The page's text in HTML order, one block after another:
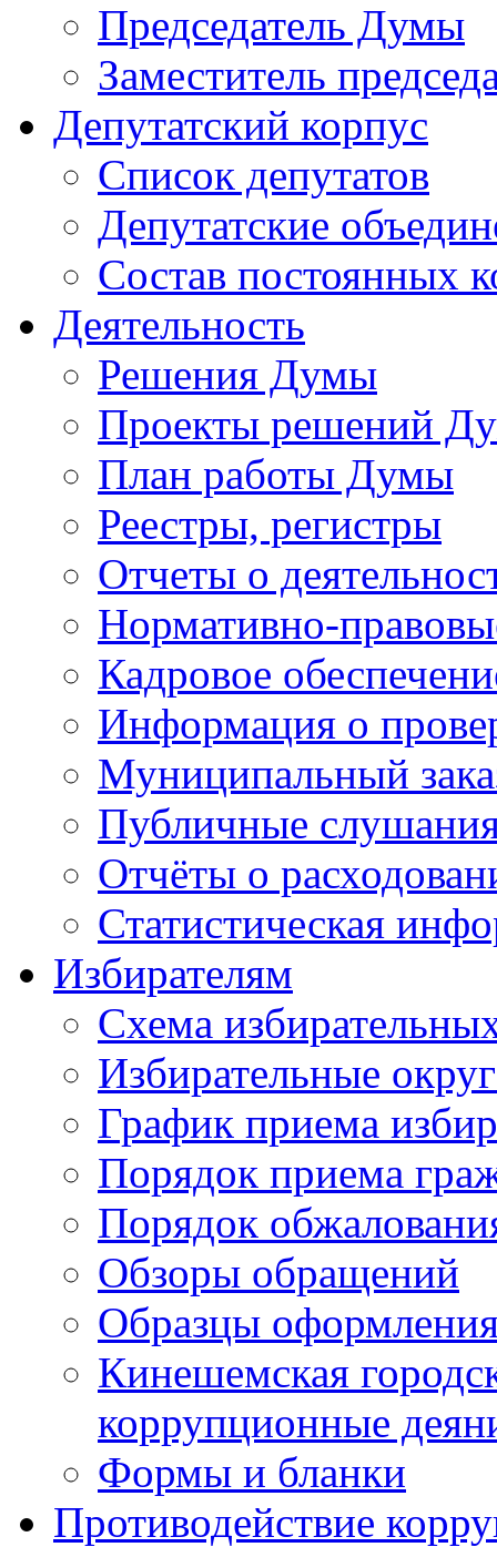
Председатель Думы
Заместитель
Депутатский корпус
Список депутатов
Депутатские
Состав постоянных
Деятельность
Решения Думы
Проекты решений
План работы Думы
Реестры, регистры
Отчеты о
Нормативно-
Кадровое
Информация о
Муниципальный
Публичные
Отчёты о
Статистическая
Избирателям
Схема
Избирательные
График приема
Порядок приема
Порядок
Обзоры обращений
Образцы
Кинешемская
коррупционные
Формы и бланки
Противодействие